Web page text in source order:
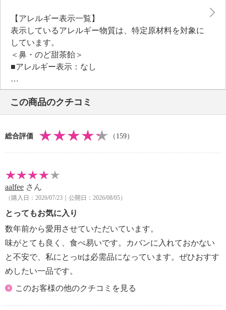
【アレルギー表示一覧】
表示しているアレルギー物質は、特定原材料を対象に
しています。
＜鼻・のど甜茶飴＞
■アレルギー表示：なし
■コンタミネーション注意喚起表示：本品は乳、落花
生を含む製品と共通の設備で製造しております。
シームレスカプセル化されたペパーミントオイルとユ
ーカリオイルが入った「鼻・のど甜茶飴」です。潤い
できます。ノンシュガーで甘すぎない味。１粒あたり
４．２ｋｃａｌで、脂質０ｇ、糖類０ｇなのもうれし
いポイント。
【内容】
・３８ｇ
【原材料】
・還元パラチノース、甜茶抽出物、ゼラチン、甘茶エ
キス、カンゾウエキス、ジンジャーエキス／香料、甘
味料（アスパルテーム・Ｌ−フェニルアラニン化合
【保存方法】
この商品のクチコミ
総合評価 （159）
aalfee さん
（購入日：2026/07/23｜公開日：2026/08/05）
とってもお気に入り
数年前から愛用させていただいています。
味がとても良く、食べ易いです。カバンに入れておかない
と不安で、私にとっtrは必需品になっています。ぜひおすす
めしたい一品です。
このお客様の他のクチコミを見る